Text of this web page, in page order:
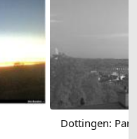
Dottingen: